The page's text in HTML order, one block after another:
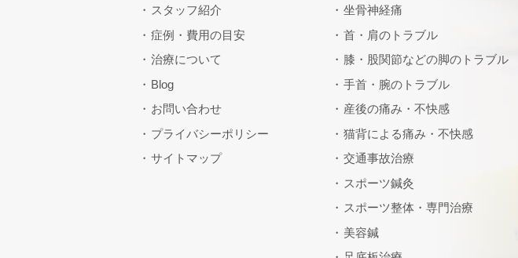
スタッフ紹介
症例・費用の目安
治療について
Blog
お問い合わせ
プライバシーポリシー
サイトマップ
坐骨神経痛
首・肩のトラブル
膝・股関節などの脚のトラブル
手首・腕のトラブル
産後の痛み・不快感
猫背による痛み・不快感
交通事故治療
スポーツ鍼灸
スポーツ整体・専門治療
美容鍼